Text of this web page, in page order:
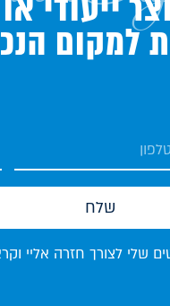
למקום
שלי לצורך חזרה אליי
שלח